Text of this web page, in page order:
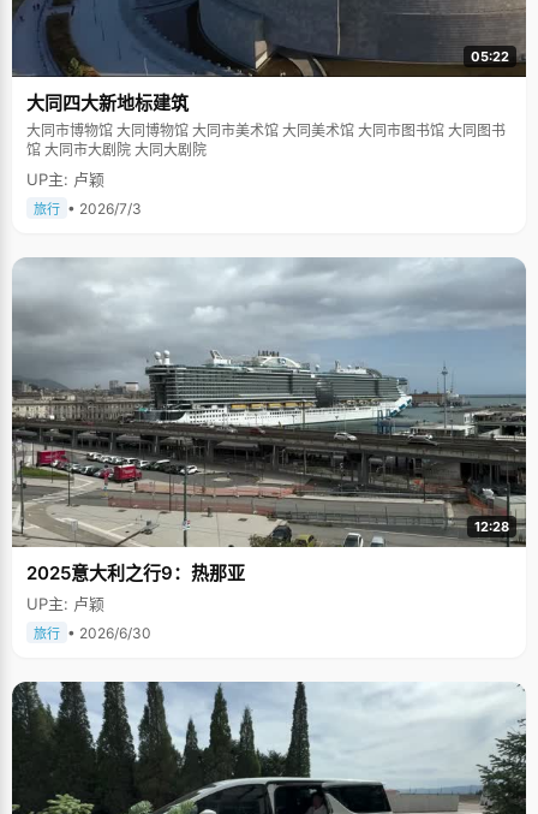
05:22
大同四大新地标建筑
大同市博物馆 大同博物馆 大同市美术馆 大同美术馆 大同市图书馆 大同图书
馆 大同市大剧院 大同大剧院
UP主: 卢颖
旅行 • 2026/7/3
12:28
2025意大利之行9：热那亚
UP主: 卢颖
旅行 • 2026/6/30